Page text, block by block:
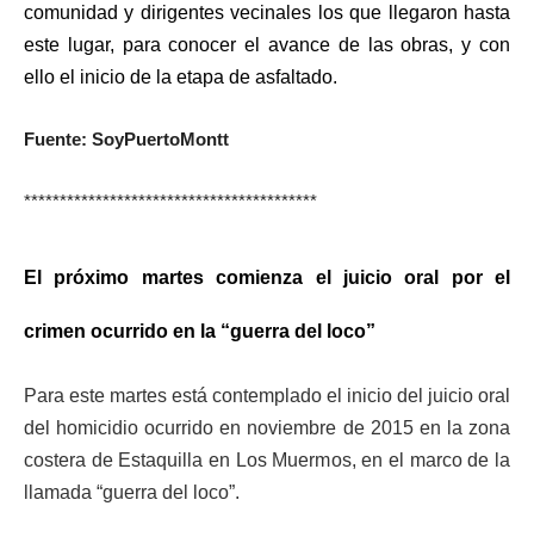
comunidad y dirigentes vecinales los que llegaron hasta
este lugar, para conocer el avance de las obras, y con
ello el inicio de la etapa de asfaltado.
Fuente: SoyPuertoMontt
*****************************************
El próximo martes comienza el juicio oral por el
crimen ocurrido en la “guerra del loco”
Para este martes está contemplado el inicio del juicio oral
del homicidio ocurrido en noviembre de 2015 en la zona
costera de Estaquilla en Los Muermos, en el marco de la
llamada “guerra del loco”.